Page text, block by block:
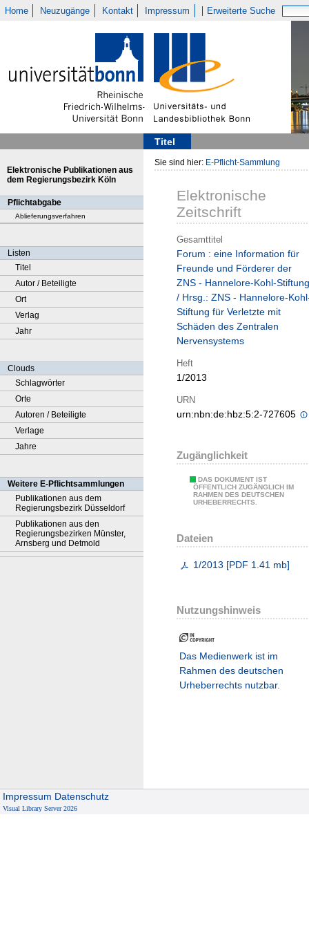
Home Neuzugänge Kontakt Impressum Erweiterte Suche
Titel
Elektronische Publikationen aus
dem Regierungsbezirk Köln
Pflichtabgabe
Ablieferungsverfahren
Listen
Titel
Autor / Beteiligte
Ort
Verlag
Jahr
Clouds
Schlagwörter
Orte
Autoren / Beteiligte
Verlage
Jahre
Weitere E-Pflichtsammlungen
Publikationen aus dem
Regierungsbezirk Düsseldorf
Publikationen aus den
Regierungsbezirken Münster,
Arnsberg und Detmold
Sie sind hier: E-Pflicht-Sammlung
Elektronische
Zeitschrift
Gesamttitel
Forum : eine Information für
Freunde und Förderer der
ZNS - Hannelore-Kohl-Stiftung
/ Hrsg.: ZNS - Hannelore-
Stiftung für Verletzte mit
Schäden des Zentralen
Nervensystems
Heft
1/2013
URN
urn:nbn:de:hbz:5:2-727605
Zugänglichkeit
DAS DOKUMENT IST
ÖFFENTLICH ZUGÄNGLICH IM
RAHMEN DES DEUTSCHEN
URHEBERRECHTS.
Dateien
1/2013 [PDF 1.41 mb]
Nutzungshinweis
Das Medienwerk ist im
Rahmen des deutschen
Urheberrechts nutzbar.
Impressum Datenschutz
Visual Library Server 2026